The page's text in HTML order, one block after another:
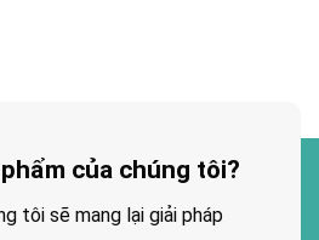
của chúng tôi?
tôi sẽ mang lại giải pháp